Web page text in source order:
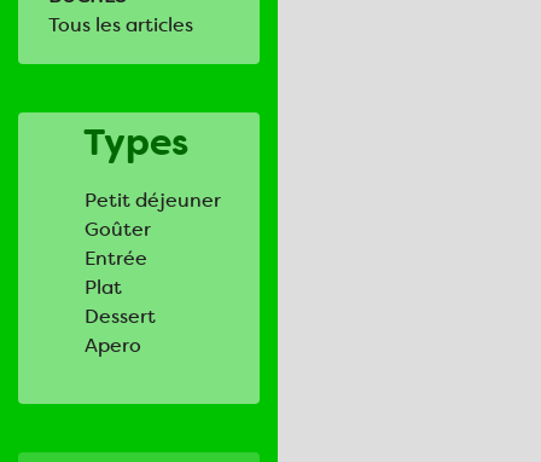
Tous les articles
Types
Petit déjeuner
Goûter
Entrée
Plat
Dessert
Apero